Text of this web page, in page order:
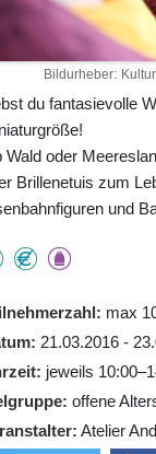
Bildurheber
du fantasievolle
Wald oder
Brillenetuis zum
und
max
21.03.2016 -
jeweils
offene
Atelier